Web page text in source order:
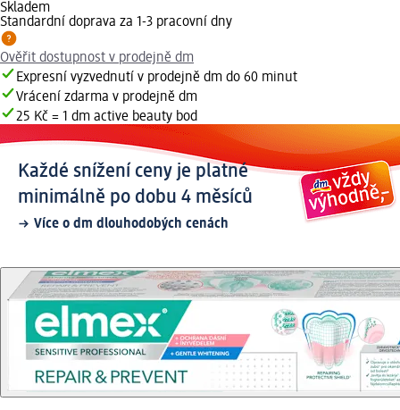
Skladem
Standardní doprava za 1-3 pracovní dny
Ověřit dostupnost v prodejně dm
Expresní vyzvednutí v prodejně dm do 60 minut
Vrácení zdarma v prodejně dm
25 Kč = 1 dm active beauty bod
Každé snížení ceny je platné
minimálně po dobu 4 měsíců
Více o dm dlouhodobých cenách